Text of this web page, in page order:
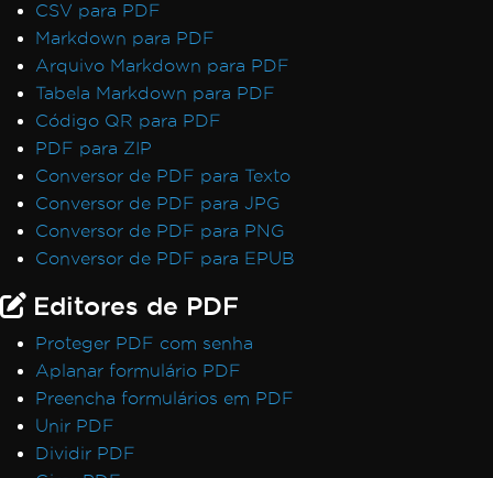
CSV para PDF
Markdown para PDF
Arquivo Markdown para PDF
Tabela Markdown para PDF
Código QR para PDF
PDF para ZIP
Conversor de PDF para Texto
Conversor de PDF para JPG
Conversor de PDF para PNG
Conversor de PDF para EPUB
Editores de PDF
Proteger PDF com senha
Aplanar formulário PDF
Preencha formulários em PDF
Unir PDF
Dividir PDF